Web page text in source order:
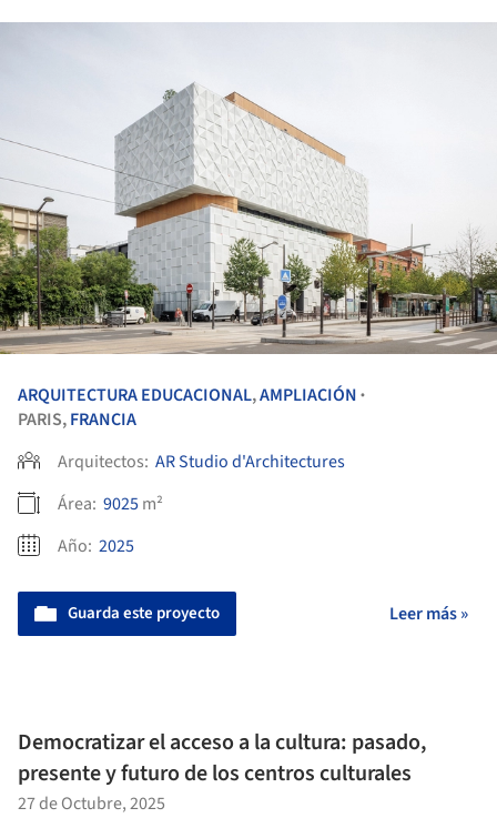
ARQUITECTURA EDUCACIONAL,AMPLIACIÓN •
PARIS,FRANCIA
Arquitectos: AR Studio d'Architectures
Área: 9025m²
Año: 2025
Guarda este proyecto Leer más »
Democratizar el acceso a la cultura: pasado,
presente y futuro de los centros culturales
27 de Octubre, 2025